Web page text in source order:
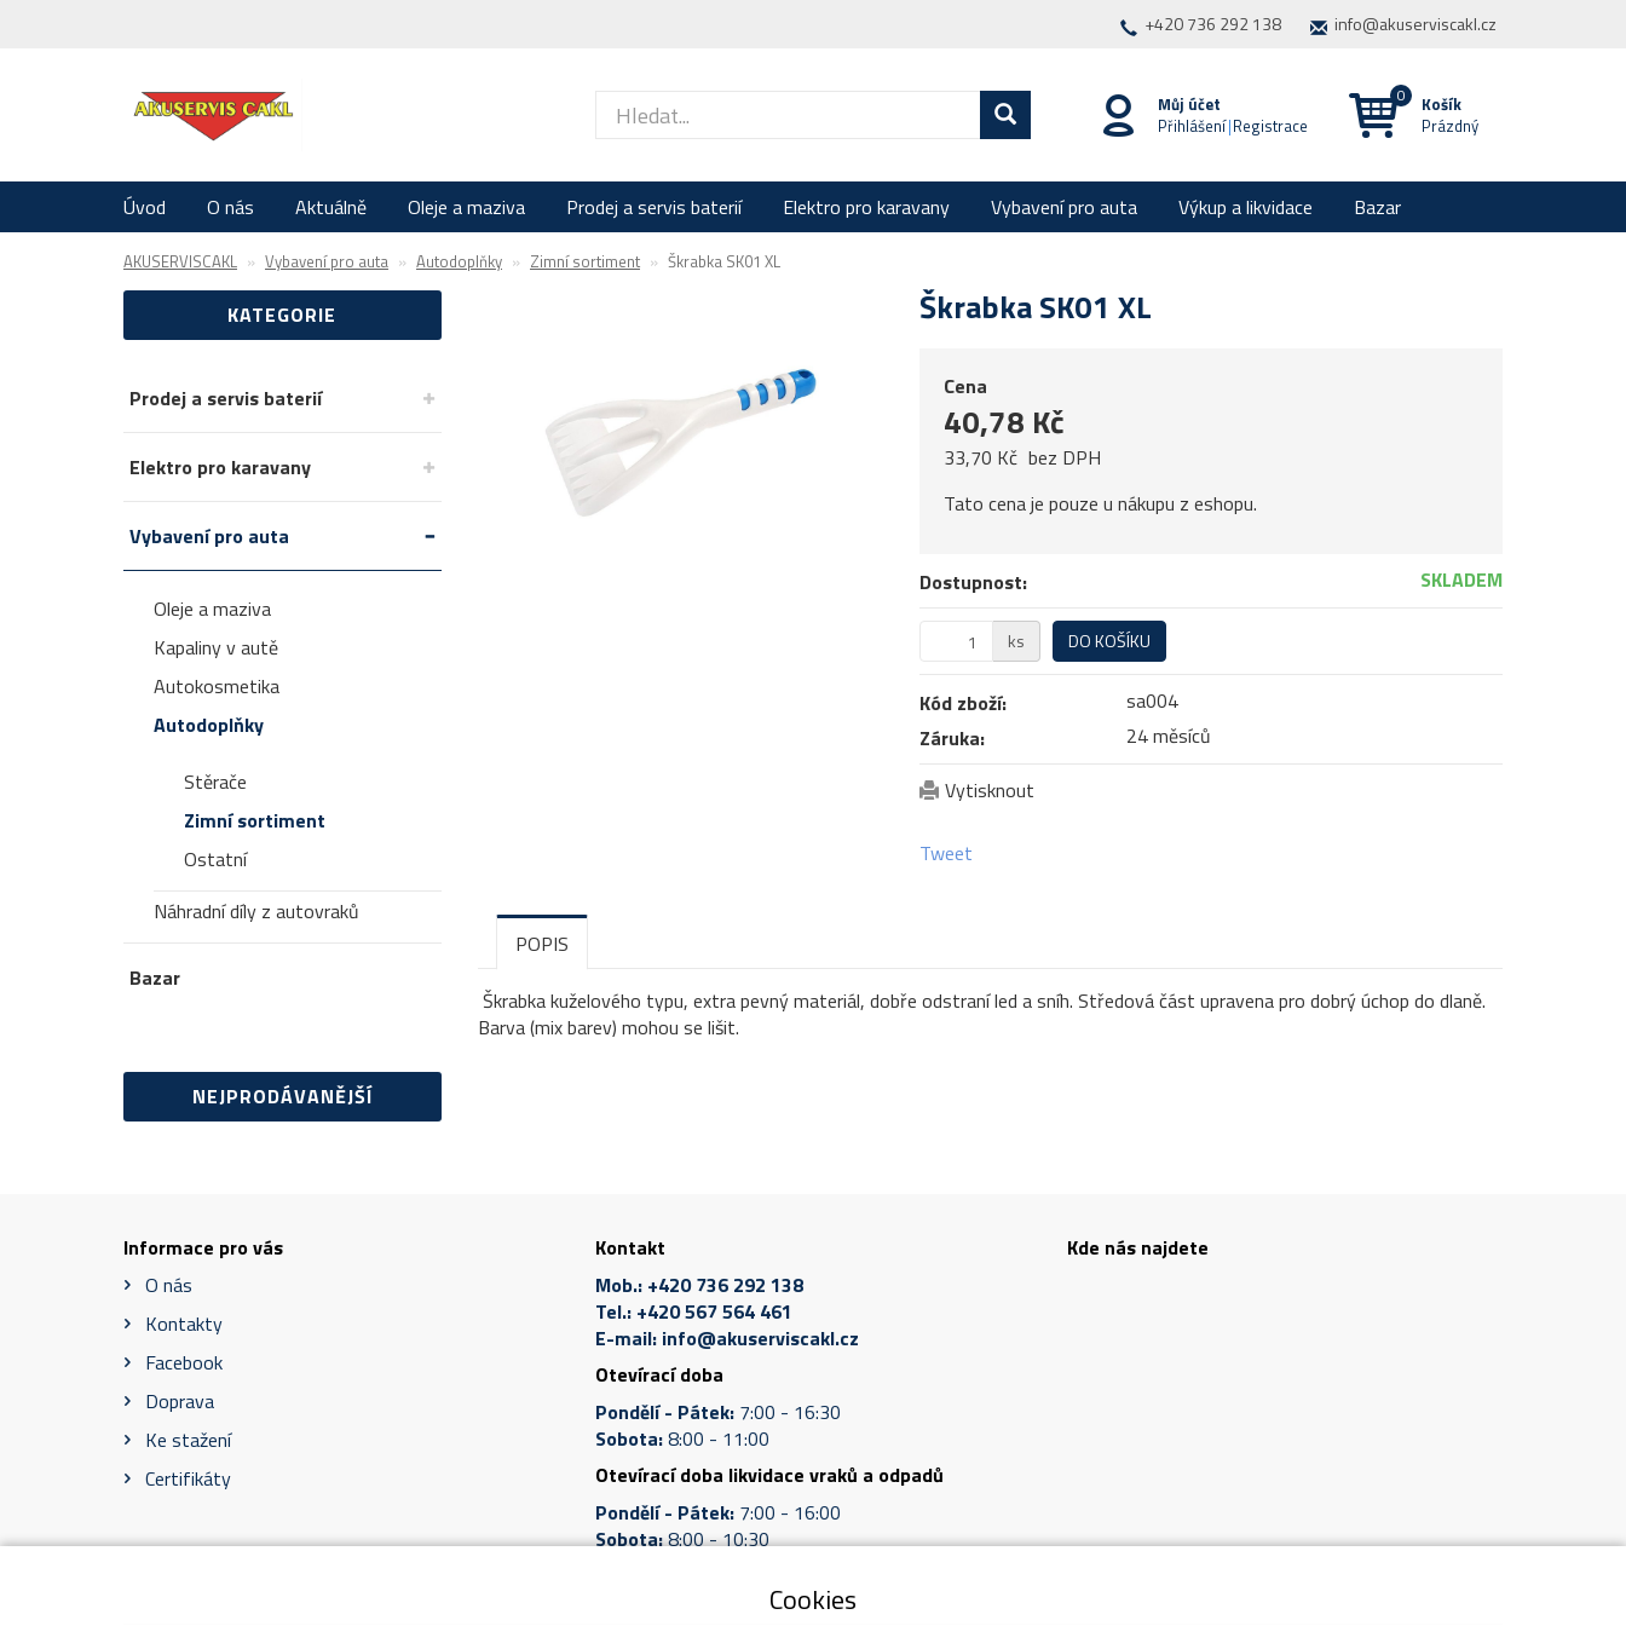
+420 736 292 138 info@akuserviscakl.cz
Můj účet
Přihlášení|Registrace
Košík
Prázdný
Úvod O nás Aktuálně Oleje a maziva Prodej a servis baterií Elektro pro karavany Vybavení pro auta Výkup a likvidace Bazar
AKUSERVISCAKL Vybavení pro auta Autodoplňky Zimní sortiment Škrabka SK01 XL
KATEGORIE
Prodej a servis baterií
Elektro pro karavany
Vybavení pro auta
Oleje a maziva
Kapaliny v autě
Autokosmetika
Autodoplňky
Stěrače
Zimní sortiment
Ostatní
Náhradní díly z autovraků
Bazar
NEJPRODÁVANĚJŠÍ
Škrabka SK01 XL
Cena
40,78 Kč
33,70 Kč bez DPH
Tato cena je pouze u nákupu z eshopu.
Dostupnost: SKLADEM
ks DO KOŠÍKU
Kód zboží:
sa004
Záruka:
24 měsíců
Vytisknout
Tweet
POPIS
Škrabka kuželového typu, extra pevný materiál, dobře odstraní led a sníh. Středová část upravena pro dobrý úchop do dlaně.
Barva (mix barev) mohou se lišit.
Informace pro vás
O nás
Kontakty
Facebook
Doprava
Ke stažení
Certifikáty
Kontakt
Mob.: +420 736 292 138
Tel.: +420 567 564 461
E-mail: info@akuserviscakl.cz
Otevírací doba
Pondělí - Pátek: 7:00 - 16:30
Sobota:8:00 - 11:00
Otevírací doba likvidace vraků a odpadů
Pondělí - Pátek: 7:00 - 16:00
Sobota:8:00 - 10:30
Kde nás najdete
Cookies